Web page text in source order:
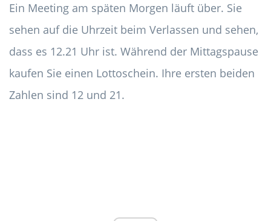
Ein Meeting am späten Morgen läuft über. Sie
sehen auf die Uhrzeit beim Verlassen und sehen,
dass es 12.21 Uhr ist. Während der Mittagspause
kaufen Sie einen Lottoschein. Ihre ersten beiden
Zahlen sind 12 und 21.